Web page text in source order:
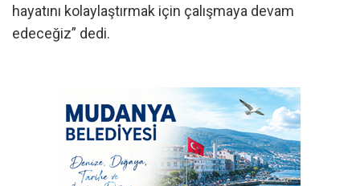
hayatını kolaylaştırmak için çalışmaya devam
edeceğiz” dedi.